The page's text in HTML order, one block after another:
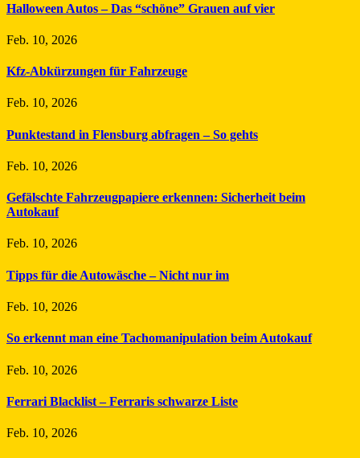
Halloween Autos – Das “schöne” Grauen auf vier
Feb. 10, 2026
Kfz-Abkürzungen für Fahrzeuge
Feb. 10, 2026
Punktestand in Flensburg abfragen – So gehts
Feb. 10, 2026
Gefälschte Fahrzeugpapiere erkennen: Sicherheit beim
Autokauf
Feb. 10, 2026
Tipps für die Autowäsche – Nicht nur im
Feb. 10, 2026
So erkennt man eine Tachomanipulation beim Autokauf
Feb. 10, 2026
Ferrari Blacklist – Ferraris schwarze Liste
Feb. 10, 2026